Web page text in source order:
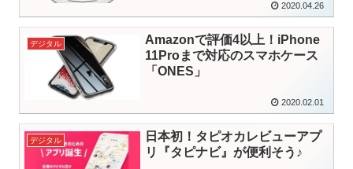
2020.04.26
デジタル
Amazonで評価4以上！iPhone
11Proまで対応のスマホケース
「ONES」
2020.02.01
デジタル
日本初！タピオカレビューアプ
リ『タピナビ』が便利そう♪